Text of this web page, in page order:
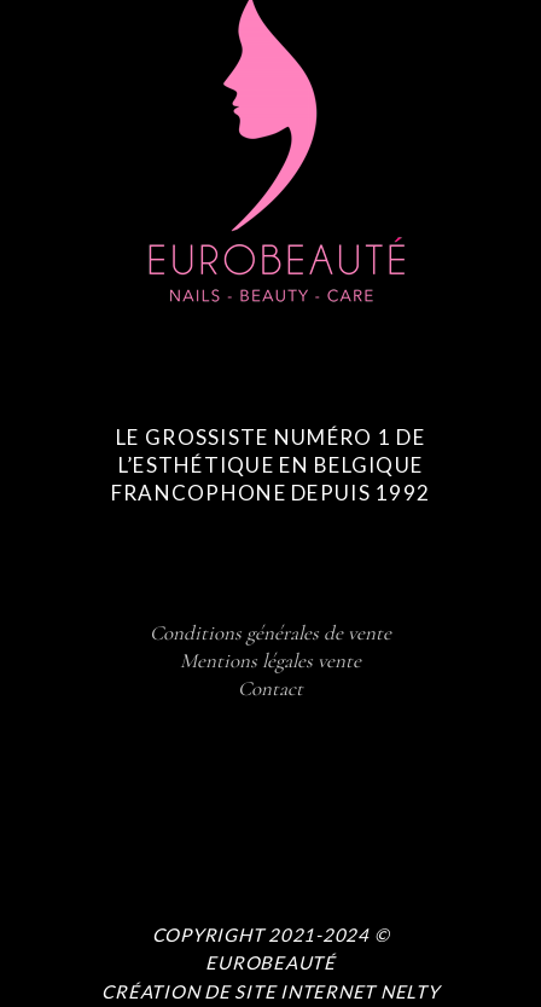
LE GROSSISTE NUMÉRO 1 DE
L’ESTHÉTIQUE EN BELGIQUE
FRANCOPHONE DEPUIS 1992
Conditions générales de vente
Mentions légales vente
Contact
COPYRIGHT 2021-2024 ©
EUROBEAUTÉ
CRÉATION DE SITE INTERNET NELTY